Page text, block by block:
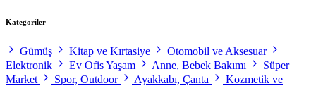
Kategoriler
Gümüş Kitap ve Kırtasiye
Otomobil ve Aksesuar
Elektronik
Ev Ofis Yaşam Anne, Bebek Bakımı
Süper
Market
Spor, Outdoor Ayakkabı, Çanta
Kozmetik ve